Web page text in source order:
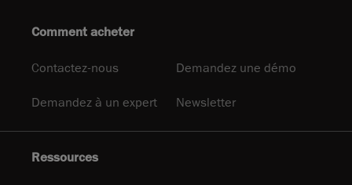
Comment acheter
Contactez-nous Demandez une démo
Demandez à un expert Newsletter
Ressources